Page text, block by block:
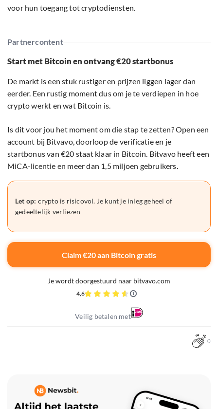
voor hun toegang tot cryptodiensten.
Partnercontent
Start met Bitcoin en ontvang €20 startbonus
De markt is een stuk rustiger en prijzen liggen lager dan
eerder. Een rustig moment dus om je te verdiepen in hoe
crypto werkt en wat Bitcoin is.
Is dit voor jou het moment om die stap te zetten? Open een
account bij Bitvavo, doorloop de verificatie en je
startbonus van €20 staat klaar in Bitcoin. Bitvavo heeft een
MiCA-licentie en meer dan 1,5 miljoen gebruikers.
Let op: crypto is risicovol. Je kunt je inleg geheel of
gedeeltelijk verliezen
Claim €20 aan Bitcoin gratis
Je wordt doorgestuurd naar bitvavo.com
4,6
Veilig betalen met
0